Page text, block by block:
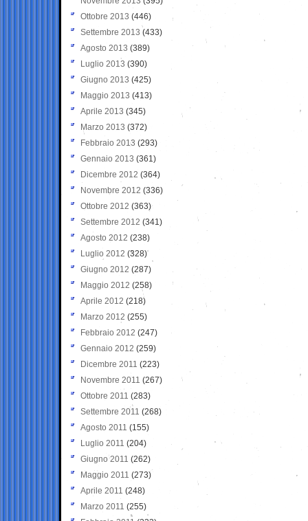
Ottobre 2013 (446)
Settembre 2013 (433)
Agosto 2013 (389)
Luglio 2013 (390)
Giugno 2013 (425)
Maggio 2013 (413)
Aprile 2013 (345)
Marzo 2013 (372)
Febbraio 2013 (293)
Gennaio 2013 (361)
Dicembre 2012 (364)
Novembre 2012 (336)
Ottobre 2012 (363)
Settembre 2012 (341)
Agosto 2012 (238)
Luglio 2012 (328)
Giugno 2012 (287)
Maggio 2012 (258)
Aprile 2012 (218)
Marzo 2012 (255)
Febbraio 2012 (247)
Gennaio 2012 (259)
Dicembre 2011 (223)
Novembre 2011 (267)
Ottobre 2011 (283)
Settembre 2011 (268)
Agosto 2011 (155)
Luglio 2011 (204)
Giugno 2011 (262)
Maggio 2011 (273)
Aprile 2011 (248)
Marzo 2011 (255)